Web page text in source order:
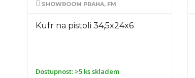
SHOWROOM PRAHA, FM
Kufr na pistoli 34,5x24x6
Dostupnost: >5 ks skladem